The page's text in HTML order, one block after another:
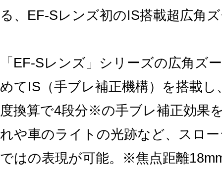
る、EF-Sレンズ初のIS搭載超広角
「EF-Sレンズ」シリーズの広角ズ
めてIS（手ブレ補正機構）を搭載し
度換算で4段分※の手ブレ補正効果
れや車のライトの光跡など、スロ
ではの表現が可能。※焦点距離